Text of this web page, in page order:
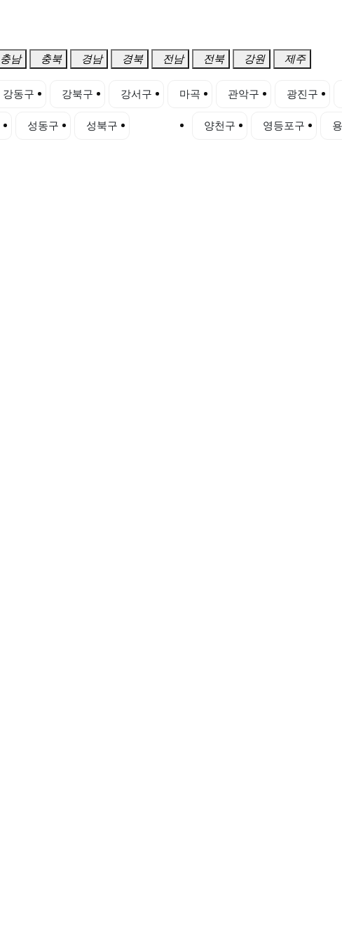
충남 충북 경남 경북 전남 전북 강원 제주
강동구 강북구 강서구 마곡 관악구 광진구
성동구 성북구 양천구 영등포구